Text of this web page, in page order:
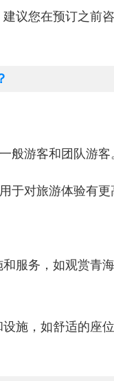
议您在预订之前
般游客和团队游客
于对旅游体验有
服务，如观赏青
施，如舒适的座